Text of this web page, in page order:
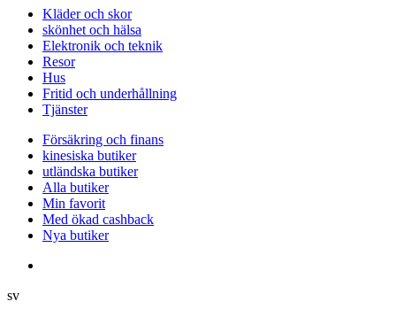
Kläder och skor
skönhet och hälsa
Elektronik och teknik
Resor
Hus
Fritid och underhållning
Tjänster
Försäkring och finans
kinesiska butiker
utländska butiker
Alla butiker
Min favorit
Med ökad cashback
Nya butiker
sv